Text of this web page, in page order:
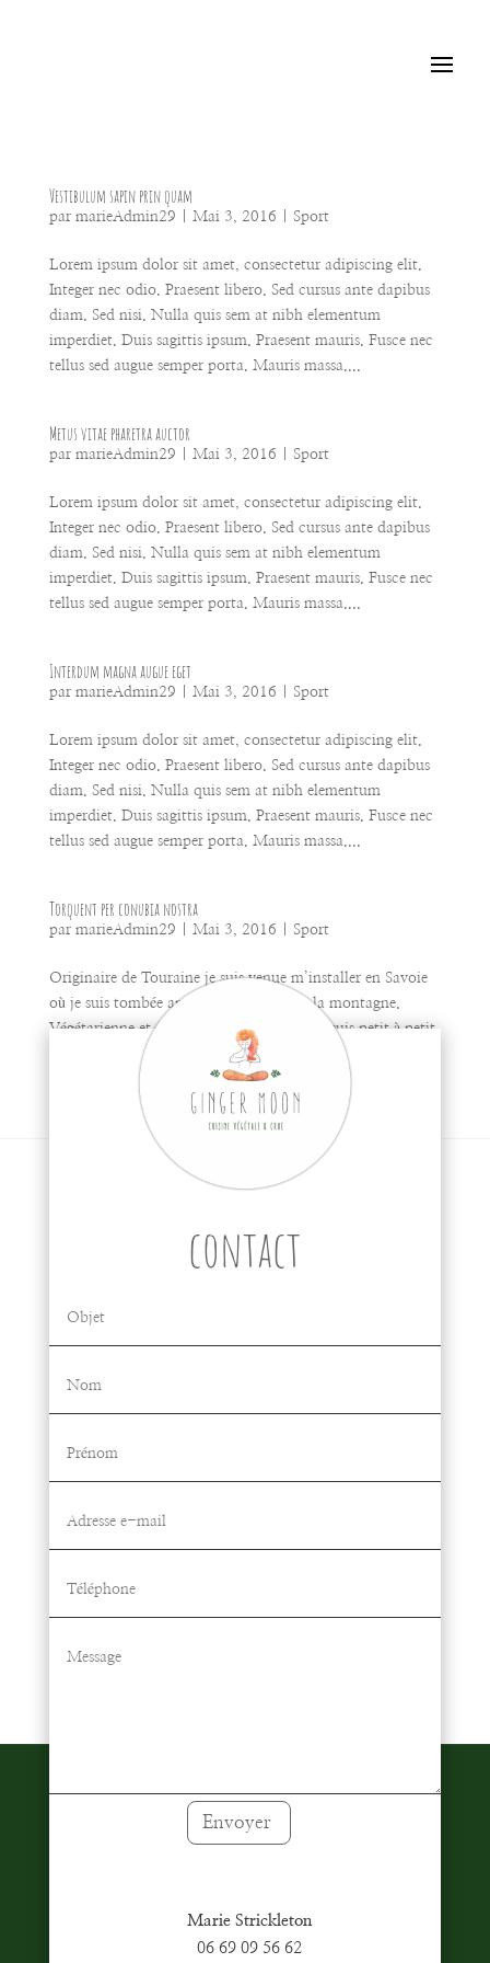
Vestibulum sapin prin quam
par marieAdmin29 Mai 3, 2016 Sport
Lorem ipsum dolor sit amet, consectetur adipiscing elit.
Integer nec odio. Praesent libero. Sed cursus ante dapibus
diam. Sed nisi. Nulla quis sem at nibh elementum
imperdiet. Duis sagittis ipsum. Praesent mauris. Fusce nec
tellus sed augue semper porta. Mauris massa....
Metus vitae pharetra auctor
par marieAdmin29 Mai 3, 2016 Sport
Lorem ipsum dolor sit amet, consectetur adipiscing elit.
Integer nec odio. Praesent libero. Sed cursus ante dapibus
diam. Sed nisi. Nulla quis sem at nibh elementum
imperdiet. Duis sagittis ipsum. Praesent mauris. Fusce nec
tellus sed augue semper porta. Mauris massa....
Interdum magna augue eget
par marieAdmin29 Mai 3, 2016 Sport
Lorem ipsum dolor sit amet, consectetur adipiscing elit.
Integer nec odio. Praesent libero. Sed cursus ante dapibus
diam. Sed nisi. Nulla quis sem at nibh elementum
imperdiet. Duis sagittis ipsum. Praesent mauris. Fusce nec
tellus sed augue semper porta. Mauris massa....
Torquent per conubia nostra
par marieAdmin29 Mai 3, 2016 Sport
Originaire de Touraine je suis venue m’installer en Savoie
où je suis tombée amoureuse de la vie à la montagne.
Végétarienne et ensuite végétalienne je me suis petit à petit
intéressée à l’alimentation vivante. Par le biais d’ouvrages,
de stages et de formations je me...
contact
Envoyer
Marie Strickleton
06 69 09 56 62